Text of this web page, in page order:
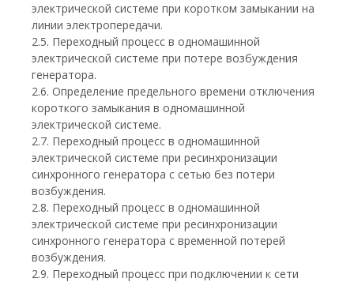
электрической системе при коротком замыкании на
линии электропередачи.
2.5. Переходный процесс в одномашинной
электрической системе при потере возбуждения
генератора.
2.6. Определение предельного времени отключения
короткого замыкания в одномашинной
электрической системе.
2.7. Переходный процесс в одномашинной
электрической системе при ресинхронизации
синхронного генератора с сетью без потери
возбуждения.
2.8. Переходный процесс в одномашинной
электрической системе при ресинхронизации
синхронного генератора с временной потерей
возбуждения.
2.9. Переходный процесс при подключении к сети